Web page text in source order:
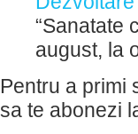
“Sanatate
august, la
Pentru a primi
sa te abonezi